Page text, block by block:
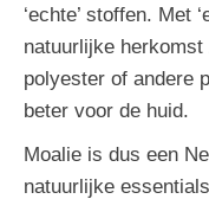
‘echte’ stoffen. Met
natuurlijke
polyester of andere
beter voor de huid.
Moalie is dus een
natuurlijke